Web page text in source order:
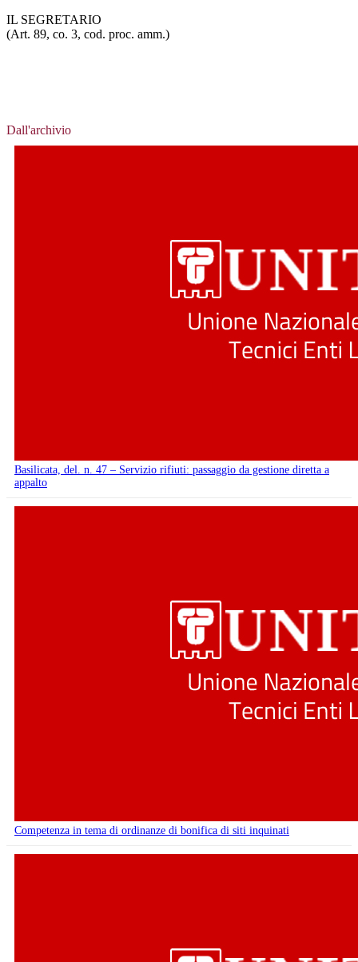
IL SEGRETARIO
(Art. 89, co. 3, cod. proc. amm.)
Dall'archivio
Basilicata, del. n. 47 – Servizio rifiuti: passaggio da gestione diretta a
appalto
Competenza in tema di ordinanze di bonifica di siti inquinati